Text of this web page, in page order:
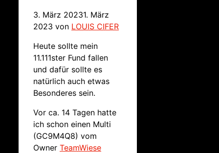
3. März 20231. März
2023 von LOUIS CIFER
Heute sollte mein
11.111ster Fund fallen
und dafür sollte es
natürlich auch etwas
Besonderes sein.
Vor ca. 14 Tagen hatte
ich schon einen Multi
(GC9M4Q8) vom
Owner TeamWiese